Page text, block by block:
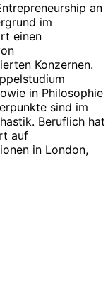
an
im
einen
Konzernen.
in Philosophie
sind im
Beruflich hat
auf
in London,